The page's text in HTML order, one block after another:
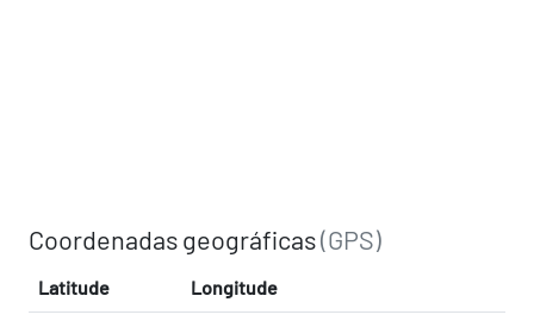
Coordenadas geográficas(GPS)
Latitude Longitude